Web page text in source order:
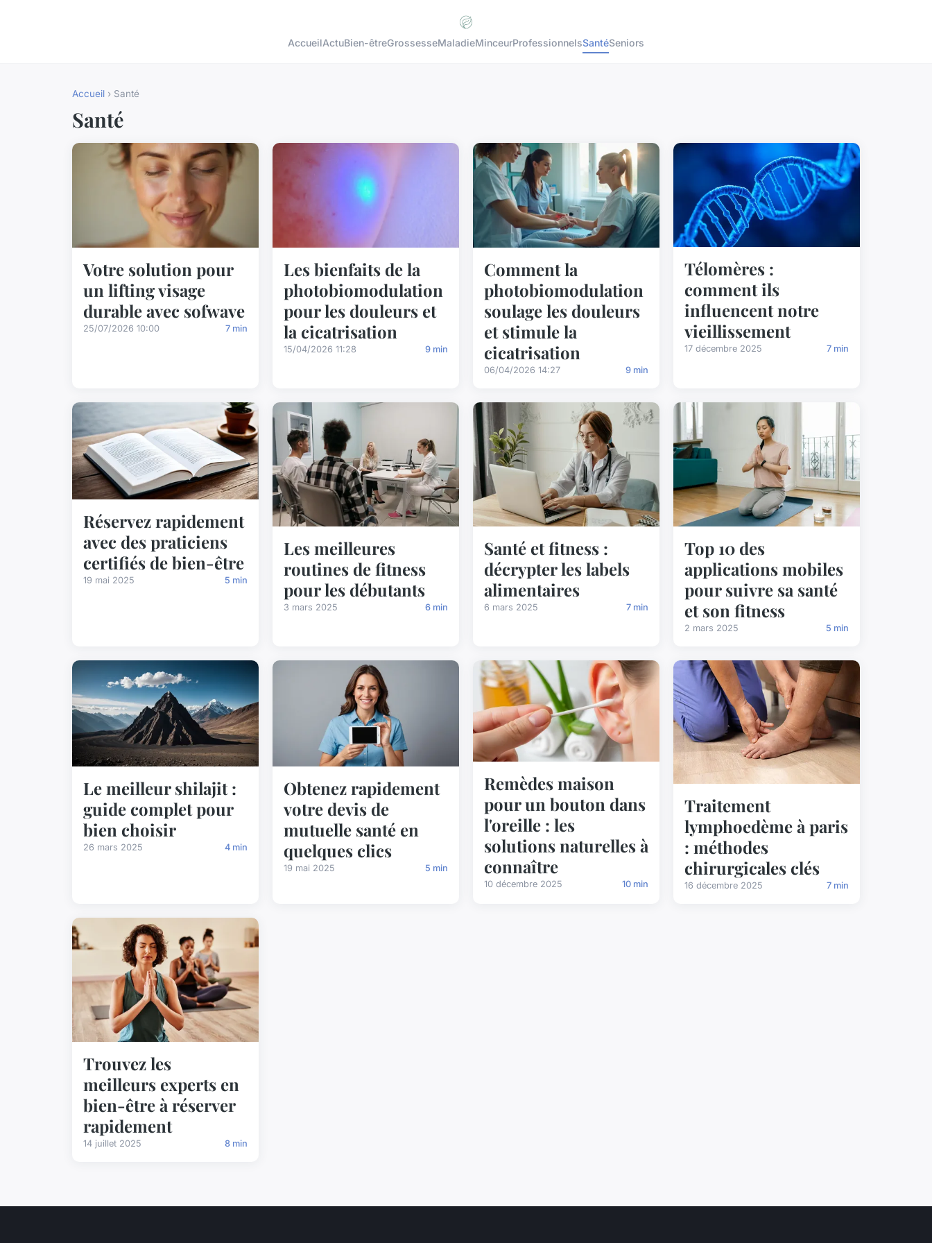
AccueilActuBien-êtreGrossesseMaladieMinceurProfessionnelsSantéSeniors
Accueil › Santé
Santé
Votre solution pour
un lifting visage
durable avec sofwave
25/07/2026 10:00 7 min
Les bienfaits de la
photobiomodulation
pour les douleurs et
la cicatrisation
15/04/2026 11:28 9 min
Comment la
photobiomodulation
soulage les douleurs
et stimule la
cicatrisation
06/04/2026 14:27 9 min
Télomères :
comment ils
influencent notre
vieillissement
17 décembre 2025 7 min
Réservez rapidement
avec des praticiens
certifiés de bien-être
19 mai 2025 5 min
Les meilleures
routines de fitness
pour les débutants
3 mars 2025 6 min
Santé et fitness :
décrypter les labels
alimentaires
6 mars 2025 7 min
Top 10 des
applications mobiles
pour suivre sa santé
et son fitness
2 mars 2025 5 min
Le meilleur shilajit :
guide complet pour
bien choisir
26 mars 2025 4 min
Obtenez rapidement
votre devis de
mutuelle santé en
quelques clics
19 mai 2025 5 min
Remèdes maison
pour un bouton dans
l'oreille : les
solutions naturelles à
connaître
10 décembre 2025 10 min
Traitement
lymphoedème à paris
: méthodes
chirurgicales clés
16 décembre 2025 7 min
Trouvez les
meilleurs experts en
bien-être à réserver
rapidement
14 juillet 2025 8 min